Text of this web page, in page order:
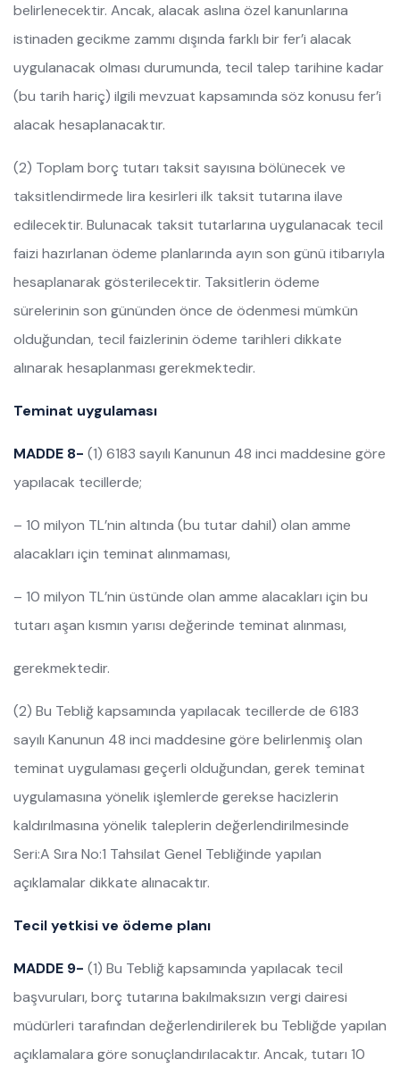
belirlenecektir. Ancak, alacak aslına özel kanunlarına
istinaden gecikme zammı dışında farklı bir fer’i alacak
uygulanacak olması durumunda, tecil talep tarihine kadar
(bu tarih hariç) ilgili mevzuat kapsamında söz konusu fer’i
alacak hesaplanacaktır.
(2) Toplam borç tutarı taksit sayısına bölünecek ve
taksitlendirmede lira kesirleri ilk taksit tutarına ilave
edilecektir. Bulunacak taksit tutarlarına uygulanacak tecil
faizi hazırlanan ödeme planlarında ayın son günü itibarıyla
hesaplanarak gösterilecektir. Taksitlerin ödeme
sürelerinin son gününden önce de ödenmesi mümkün
olduğundan, tecil faizlerinin ödeme tarihleri dikkate
alınarak hesaplanması gerekmektedir.
Teminat uygulaması
MADDE 8- (1) 6183 sayılı Kanunun 48 inci maddesine göre
yapılacak tecillerde;
– 10 milyon TL’nin altında (bu tutar dahil) olan amme
alacakları için teminat alınmaması,
– 10 milyon TL’nin üstünde olan amme alacakları için bu
tutarı aşan kısmın yarısı değerinde teminat alınması,
gerekmektedir.
(2) Bu Tebliğ kapsamında yapılacak tecillerde de 6183
sayılı Kanunun 48 inci maddesine göre belirlenmiş olan
teminat uygulaması geçerli olduğundan, gerek teminat
uygulamasına yönelik işlemlerde gerekse hacizlerin
kaldırılmasına yönelik taleplerin değerlendirilmesinde
Seri:A Sıra No:1 Tahsilat Genel Tebliğinde yapılan
açıklamalar dikkate alınacaktır.
Tecil yetkisi ve ödeme planı
MADDE 9- (1) Bu Tebliğ kapsamında yapılacak tecil
başvuruları, borç tutarına bakılmaksızın vergi dairesi
müdürleri tarafından değerlendirilerek bu Tebliğde yapılan
açıklamalara göre sonuçlandırılacaktır. Ancak, tutarı 10